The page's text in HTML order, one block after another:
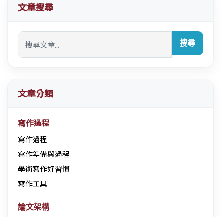
文章搜尋
搜尋
文章分類
寫作過程
寫作過程
寫作準備與過程
學術寫作好習慣
寫作工具
論文架構